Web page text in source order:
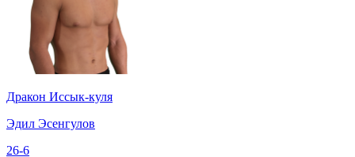
Дракон Иссык-куля
Эдил Эсенгулов
26-6